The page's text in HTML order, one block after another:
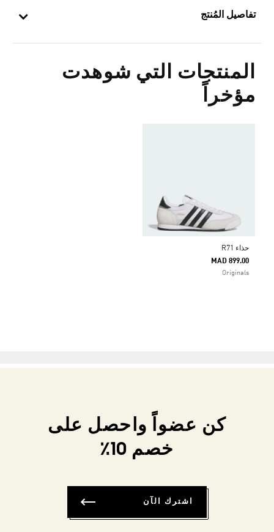
تفاصيل المُنتج
المنتجات التي شوهدت
مؤخراً
حذاء R71
MAD 899.00
Originals
كن عضواً واحصل على
خصم 10٪
اشترك الآن